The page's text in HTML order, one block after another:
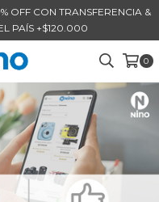
OFF CON TRANSFERENCIA &
PAÍS +$120.000
0